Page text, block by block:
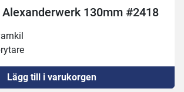
130mm #2418
Lägg till i varukorgen